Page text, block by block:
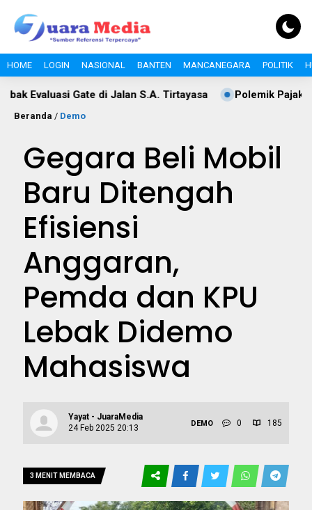
HOME LOGIN NASIONAL BANTEN MANCANEGARA POLITIK
Gate di Jalan S.A. Tirtayasa Polemik Pajak Tol
Beranda / Demo
Gegara Beli Mobil
Baru Ditengah
Efisiensi
Anggaran,
Pemda dan KPU
Lebak Didemo
Mahasiswa
Yayat - JuaraMedia
24 Feb 2025 20:13
DEMO 0 185
3 MENIT MEMBACA